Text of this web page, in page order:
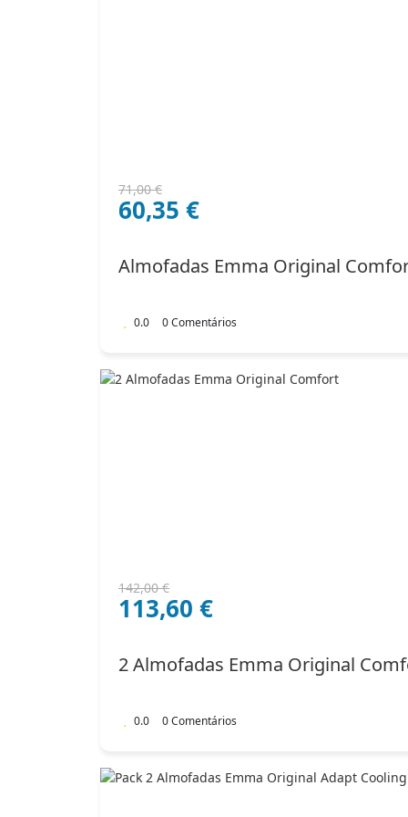
71,00€
O
preço
71,00 €.
60,35 €
O
preço
60,35 €.
Almofadas Emma Original
0.0 0 Comentários
142,00€
O
preço
142,00 €.
113,60 €
O
preço
113,60 €.
2 Almofadas Emma Original
0.0 0 Comentários